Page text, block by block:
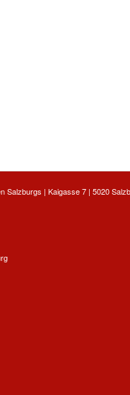
Salzburgs | Kaigasse 7 | 5020